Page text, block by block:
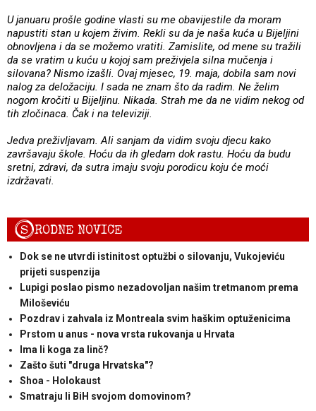
U januaru prošle godine vlasti su me obavijestile da moram
napustiti stan u kojem živim. Rekli su da je naša kuća u Bijeljini
obnovljena i da se možemo vratiti. Zamislite, od mene su tražili
da se vratim u kuću u kojoj sam preživjela silna mučenja i
silovana? Nismo izašli. Ovaj mjesec, 19. maja, dobila sam novi
nalog za deložaciju. I sada ne znam što da radim. Ne želim
nogom kročiti u Bijeljinu. Nikada. Strah me da ne vidim nekog od
tih zločinaca. Čak i na televiziji.
Jedva preživljavam. Ali sanjam da vidim svoju djecu kako
završavaju škole. Hoću da ih gledam dok rastu. Hoću da budu
sretni, zdravi, da sutra imaju svoju porodicu koju će moći
izdržavati.
SRODNE NOVICE
Dok se ne utvrdi istinitost optužbi o silovanju, Vukojeviću
prijeti suspenzija
Lupigi poslao pismo nezadovoljan našim tretmanom prema
Miloševiću
Pozdrav i zahvala iz Montreala svim haškim optuženicima
Prstom u anus - nova vrsta rukovanja u Hrvata
Ima li koga za linč?
Zašto šuti "druga Hrvatska"?
Shoa - Holokaust
Smatraju li BiH svojom domovinom?